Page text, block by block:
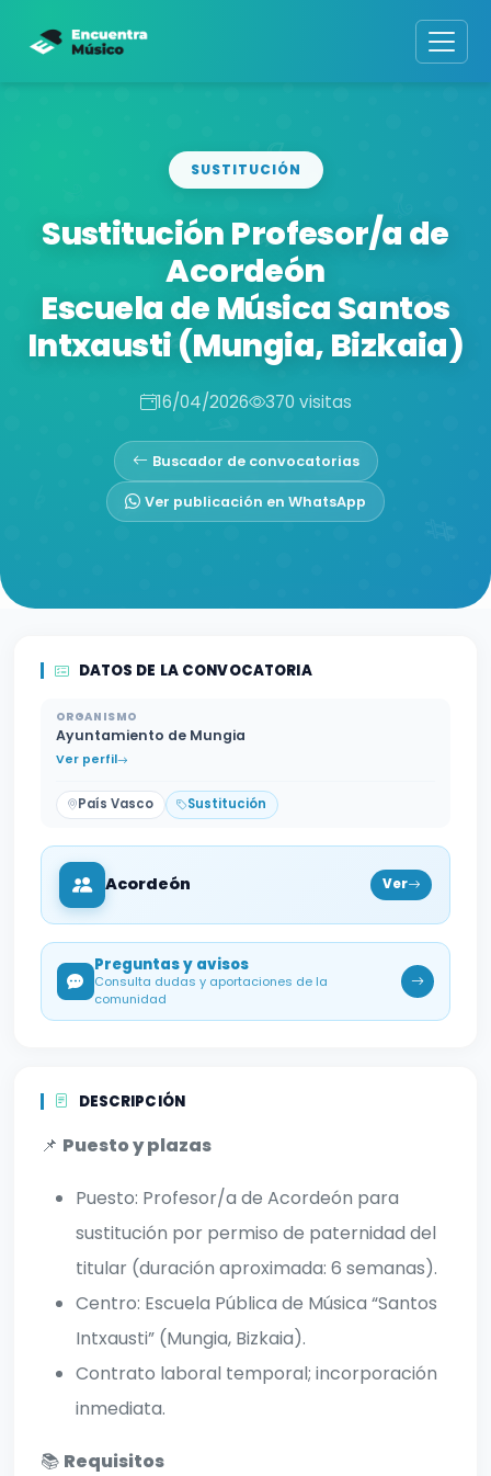
SUSTITUCIÓN
Sustitución Profesor/a de
Acordeón
Escuela de Música Santos
Intxausti (Mungia, Bizkaia)
16/04/2026 370 visitas
Buscador de convocatorias
Ver publicación en WhatsApp
DATOS DE LA CONVOCATORIA
ORGANISMO
Ayuntamiento de Mungia
Ver perfil
País Vasco Sustitución
Acordeón Ver
Preguntas y avisos
Consulta dudas y aportaciones de la
comunidad
DESCRIPCIÓN
📌 Puesto y plazas
Puesto: Profesor/a de Acordeón para
sustitución por permiso de paternidad del
titular (duración aproximada: 6 semanas).
Centro: Escuela Pública de Música “Santos
Intxausti” (Mungia, Bizkaia).
Contrato laboral temporal; incorporación
inmediata.
📚 Requisitos